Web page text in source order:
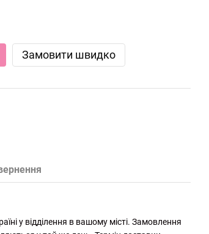
Замовити швидко
у відділення в вашому місті. Замовлення